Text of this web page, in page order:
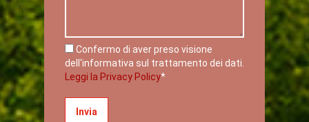
Confermo di aver preso visione
dell'informativa sul trattamento dei dati.
Leggi la Privacy Policy*